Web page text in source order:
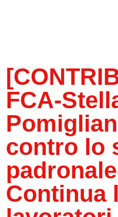
FCA-
contro lo
Continua